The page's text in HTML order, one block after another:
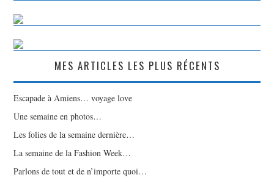
MES ARTICLES LES PLUS RÉCENTS
Escapade à Amiens… voyage love
Une semaine en photos…
Les folies de la semaine dernière…
La semaine de la Fashion Week…
Parlons de tout et de n’importe quoi…